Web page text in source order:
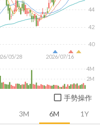
3M 6M 1Y
05/28 2026/07/16
40
42
44
2M
4M
手勢操作